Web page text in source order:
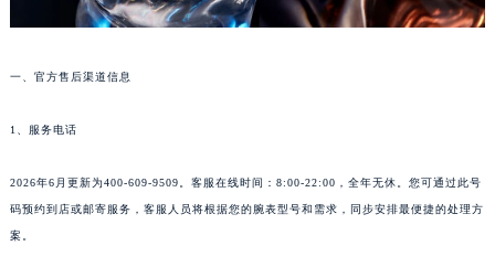
一、官方售后渠道信息
1、服务电话
2026年6月更新为400-609-9509。客服在线时间：8:00-22:00，全年无休。您可通过此号
码预约到店或邮寄服务，客服人员将根据您的腕表型号和需求，同步安排最便捷的处理方
案。